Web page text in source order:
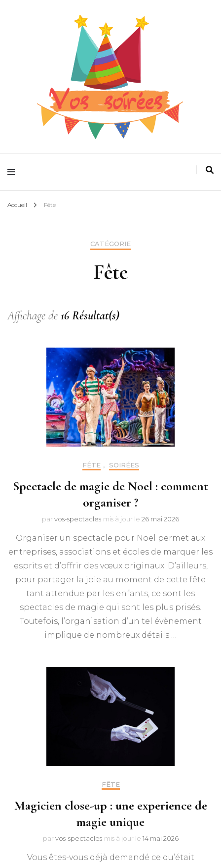
Vos spectacles
Pour que la fête devienne plus folle
Accueil Fête
CATÉGORIE
Fête
Affichage de 16 Résultat(s)
FÊTE , SOIRÉES
Spectacle de magie de Noel : comment
organiser ?
par vos-spectacles mis à jour le 26 mai 2026
Organiser un spectacle pour Noël permet aux
entreprises, associations et écoles de marquer les
esprits et d’offrir des vœux originaux. D’ailleurs,
pour partager la joie au moment de cette fête
tant attendue par les enfants, ce sont les
spectacles de magie qui sont les plus prisés.
Toutefois, l’organisation d’un tel évènement
implique de nombreux détails …
FÊTE
Magicien close-up : une experience de
magie unique
par vos-spectacles mis à jour le 14 mai 2026
Vous êtes-vous déjà demandé ce qu’était